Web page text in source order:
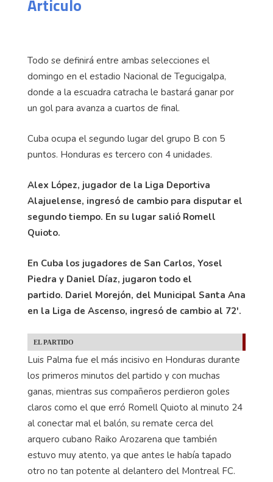
Articulo
Todo se definirá entre ambas selecciones el
domingo en el estadio Nacional de Tegucigalpa,
donde a la escuadra catracha le bastará ganar por
un gol para avanza a cuartos de final.
Cuba ocupa el segundo lugar del grupo B con 5
puntos. Honduras es tercero con 4 unidades.
Alex López, jugador de la Liga Deportiva
Alajuelense, ingresó de cambio para disputar el
segundo tiempo. En su lugar salió Romell
Quioto.
En Cuba los jugadores de San Carlos, Yosel
Piedra y Daniel Díaz, jugaron todo el
partido. Dariel Morejón, del Municipal Santa Ana
en la Liga de Ascenso, ingresó de cambio al 72'.
EL PARTIDO
Luis Palma fue el más incisivo en Honduras durante
los primeros minutos del partido y con muchas
ganas, mientras sus compañeros perdieron goles
claros como el que erró Romell Quioto al minuto 24
al conectar mal el balón, su remate cerca del
arquero cubano Raiko Arozarena que también
estuvo muy atento, ya que antes le había tapado
otro no tan potente al delantero del Montreal FC.